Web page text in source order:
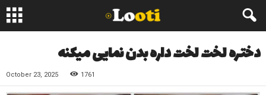
دختره لخت لخت داره بدن نمایی میکنه
October 23, 2025 1761